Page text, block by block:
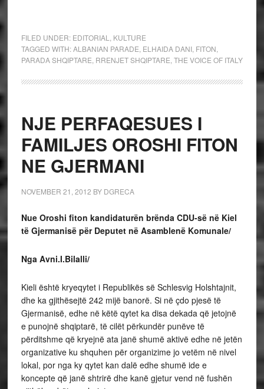
FILED UNDER: EDITORIAL
KULTURE
TAGGED WITH:ALBANIAN PARADE ELHAIDA DANI, FITON
PARADA SHQIPTARE RRENJET SHQIPTARE THE VOICE OF ITALY
NJE PERFAQESUES I
FAMILJES OROSHI FITON
NE GJERMANI
NOVEMBER 21, 2012 BY DGRECA
Nue Oroshi fiton kandidaturën brënda CDU-së në Kiel
të Gjermanisë për Deputet në Asamblenë Komunale/
Nga Avni.I.Bilalli/
Kieli është kryeqytet i Republikës së Schlesvig Holshtajnit,
dhe ka gjithësejtë 242 mijë banorë. Si në çdo pjesë të
Gjermanisë, edhe në këtë qytet ka disa dekada që jetojnë
e punojnë shqiptarë, të cilët përkundër punëve të
përditshme që kryejnë ata janë shumë aktivë edhe në jetën
organizative ku shquhen për organizime jo vetëm në nivel
lokal, por nga ky qytet kan dalë edhe shumë ide e
koncepte që janë shtrirë dhe kanë gjetur vend në fushën